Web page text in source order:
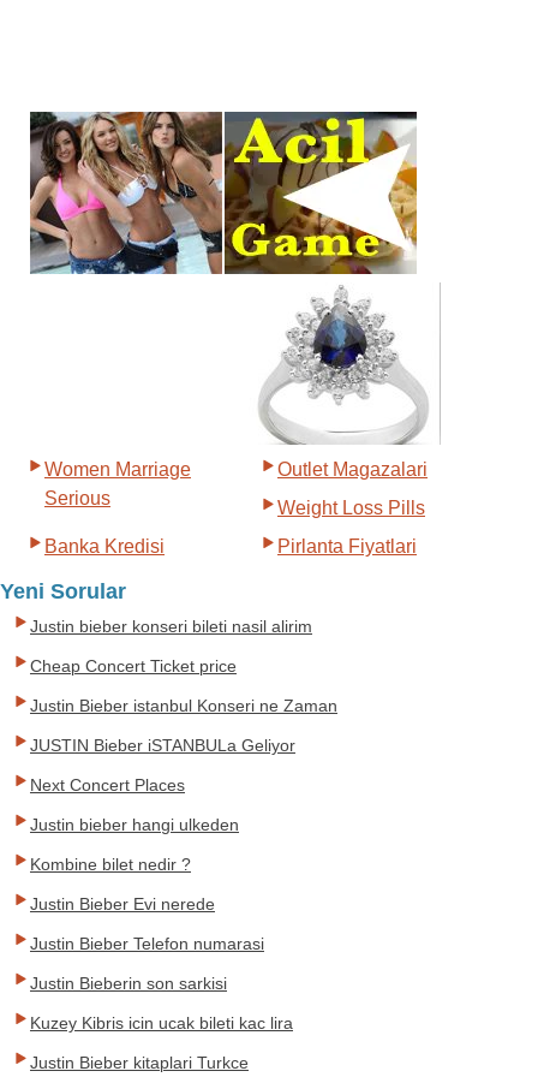
Women Marriage
Serious
Outlet Magazalari
Weight Loss Pills
Banka Kredisi
Pirlanta Fiyatlari
Yeni Sorular
Justin bieber konseri bileti nasil alirim
Cheap Concert Ticket price
Justin Bieber istanbul Konseri ne Zaman
JUSTIN Bieber iSTANBULa Geliyor
Next Concert Places
Justin bieber hangi ulkeden
Kombine bilet nedir ?
Justin Bieber Evi nerede
Justin Bieber Telefon numarasi
Justin Bieberin son sarkisi
Kuzey Kibris icin ucak bileti kac lira
Justin Bieber kitaplari Turkce